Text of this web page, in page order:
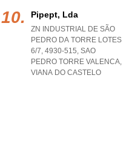
Pipept, Lda
ZN INDUSTRIAL DE SÃO
PEDRO DA TORRE LOTES
6/7, 4930-515, SAO
PEDRO TORRE VALENCA,
VIANA DO CASTELO